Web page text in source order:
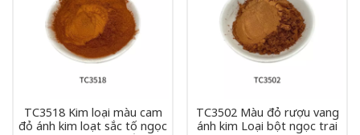
TC3518 Kim loại màu cam
đỏ ánh kim loạt sắc tố ngọc
TC3502 Màu đỏ rượu vang
ánh kim Loại bột ngọc trai